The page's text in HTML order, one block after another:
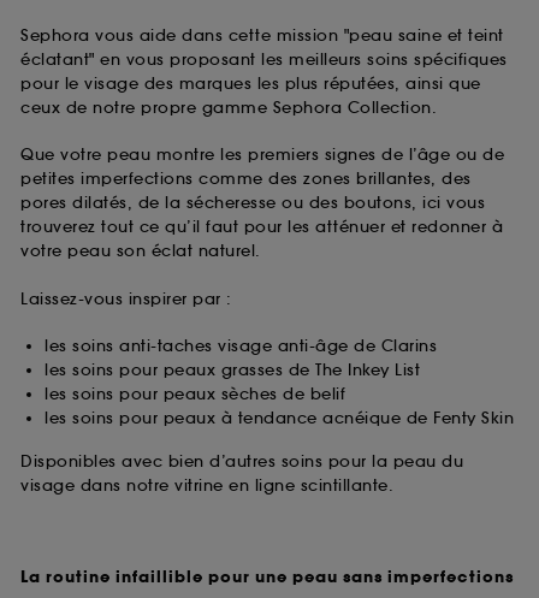
Sephora vous aide dans cette mission "peau saine et teint
éclatant" en vous proposant les meilleurs soins spécifiques
pour le visage des marques les plus réputées, ainsi que
ceux de notre propre gamme Sephora Collection.
Que votre peau montre les premiers signes de l’âge ou de
petites imperfections comme des zones brillantes, des
pores dilatés, de la sécheresse ou des boutons, ici vous
trouverez tout ce qu’il faut pour les atténuer et redonner à
votre peau son éclat naturel.
Laissez-vous inspirer par :
les soins anti-taches visage anti-âge de Clarins
les soins pour peaux grasses de The Inkey List
les soins pour peaux sèches de belif
les soins pour peaux à tendance acnéique de Fenty Skin
Disponibles avec bien d’autres soins pour la peau du
visage dans notre vitrine en ligne scintillante.
La routine infaillible pour une peau sans imperfections